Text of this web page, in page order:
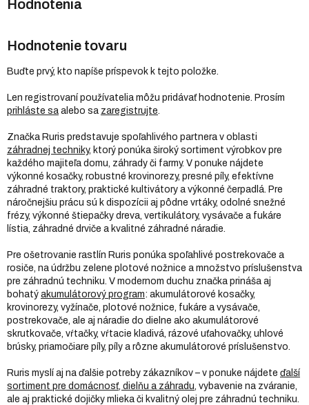
Hodnotenie tovaru
Buďte prvý, kto napíše príspevok k tejto položke.
Len registrovaní používatelia môžu pridávať hodnotenie. Prosím
prihláste sa alebo sa zaregistrujte
Značka Ruris predstavuje spoľahlivého partnera v oblasti
záhradnej techniky, ktorý ponúka široký sortiment výrobkov pre
každého majiteľa domu, záhrady či farmy. V ponuke nájdete
výkonné kosačky, robustné krovinorezy, presné píly, efektívne
záhradné traktory, praktické kultivátory a výkonné čerpadlá. Pre
náročnejšiu prácu sú k dispozícii aj pôdne vrtáky, odolné snežné
frézy, výkonné štiepačky dreva, vertikulátory, vysávače a fukáre
lístia, záhradné drviče a kvalitné záhradné náradie.
Pre ošetrovanie rastlín Ruris ponúka spoľahlivé postrekovače a
rosiče, na údržbu zelene plotové nožnice a množstvo príslušenstva
pre záhradnú techniku. V modernom duchu značka prináša aj
bohatý akumulátorový program: akumulátorové kosačky,
krovinorezy, vyžínače, plotové nožnice, fukáre a vysávače,
postrekovače, ale aj náradie do dielne ako akumulátorové
skrutkovače, vŕtačky, vŕtacie kladivá, rázové uťahovačky, uhlové
brúsky, priamočiare píly, píly a rôzne akumulátorové príslušenstvo.
Ruris myslí aj na ďalšie potreby zákazníkov – v ponuke nájdete ďalší
sortiment pre domácnosť, dielňu a záhradu , vybavenie na zváranie,
ale aj praktické dojičky mlieka či kvalitný olej pre záhradnú techniku.